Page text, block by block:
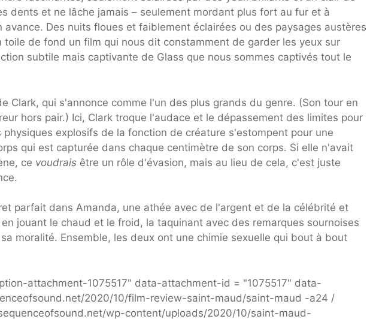
dents et ne lâche jamais – seulement mordant plus fort au fur et à
Des nuits floues et faiblement éclairées ou des paysages austères
toile de fond un film qui nous dit constamment de garder les yeux sur
subtile mais captivante de Glass que nous sommes captivés tout le
Clark, qui s'annonce comme l'un des plus grands du genre. (Son tour en
hors pair.) Ici, Clark troque l'audace et le dépassement des limites pour
explosifs de la fonction de créature s'estompent pour une
qui est capturée dans chaque centimètre de son corps. Si elle n'avait
ce voudrais être un rôle d'évasion, mais au lieu de cela, c'est juste
parfait dans Amanda, une athée avec de l'argent et de la célébrité et
jouant le chaud et le froid, la taquinant avec des remarques sournoises
moralité. Ensemble, les deux ont une chimie sexuelle qui bout à bout
attachment-1075517" data-attachment-id = "1075517" data-
2020/10/film-review-saint-maud/saint-maud -a24 /
wp-content/uploads/2020/10/saint-maud-